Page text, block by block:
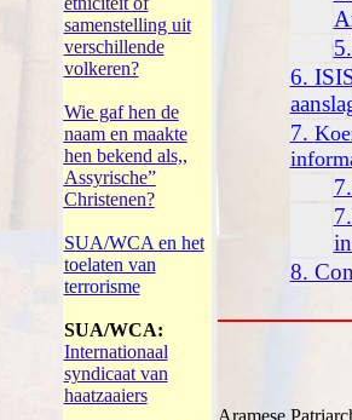
samenstelling uit
verschillende
volkeren?
Wie gaf hen de
naam en maakte
hen bekend als,,
Assyrische”
Christenen?
SUA/WCA en het
toelaten van
terrorisme
SUA/WCA:
Internationaal
syndicaat van
haatzaaiers
6.
7.
8.
Aramese